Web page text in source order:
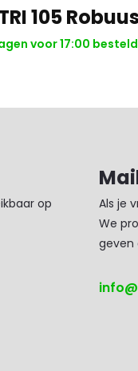
105
voor 17:00
op
Als je
We
geven